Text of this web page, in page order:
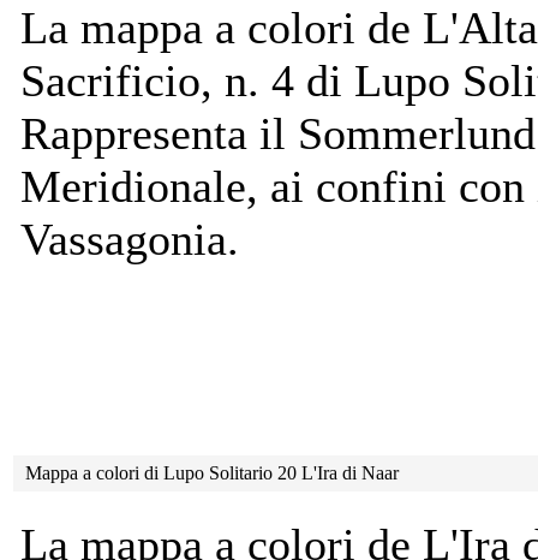
La mappa a colori de
Sacrificio, n. 4 di Lupo
Rappresenta il Sommerlund
Meridionale, ai confini
Vassagonia.
Mappa a colori di Lupo Solitario 20 L'Ira di Naar
La mappa a colori de L'Ira